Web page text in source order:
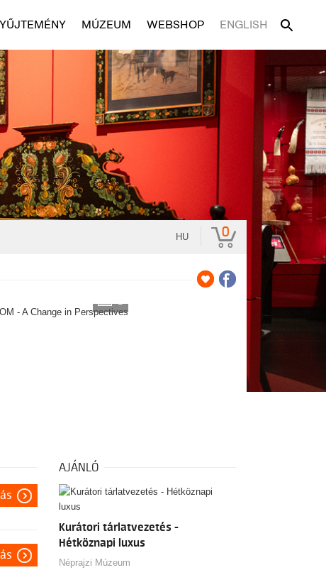
MÚZEUM WEBSHOP ENGLISH
HU 0
3
AJÁNLÓ
Kurátori tárlatvezetés -
Hétköznapi luxus
Néprajzi Múzeum